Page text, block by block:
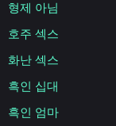
형제 아님
호주 섹스
화난 섹스
흑인 십대
흑인 엄마